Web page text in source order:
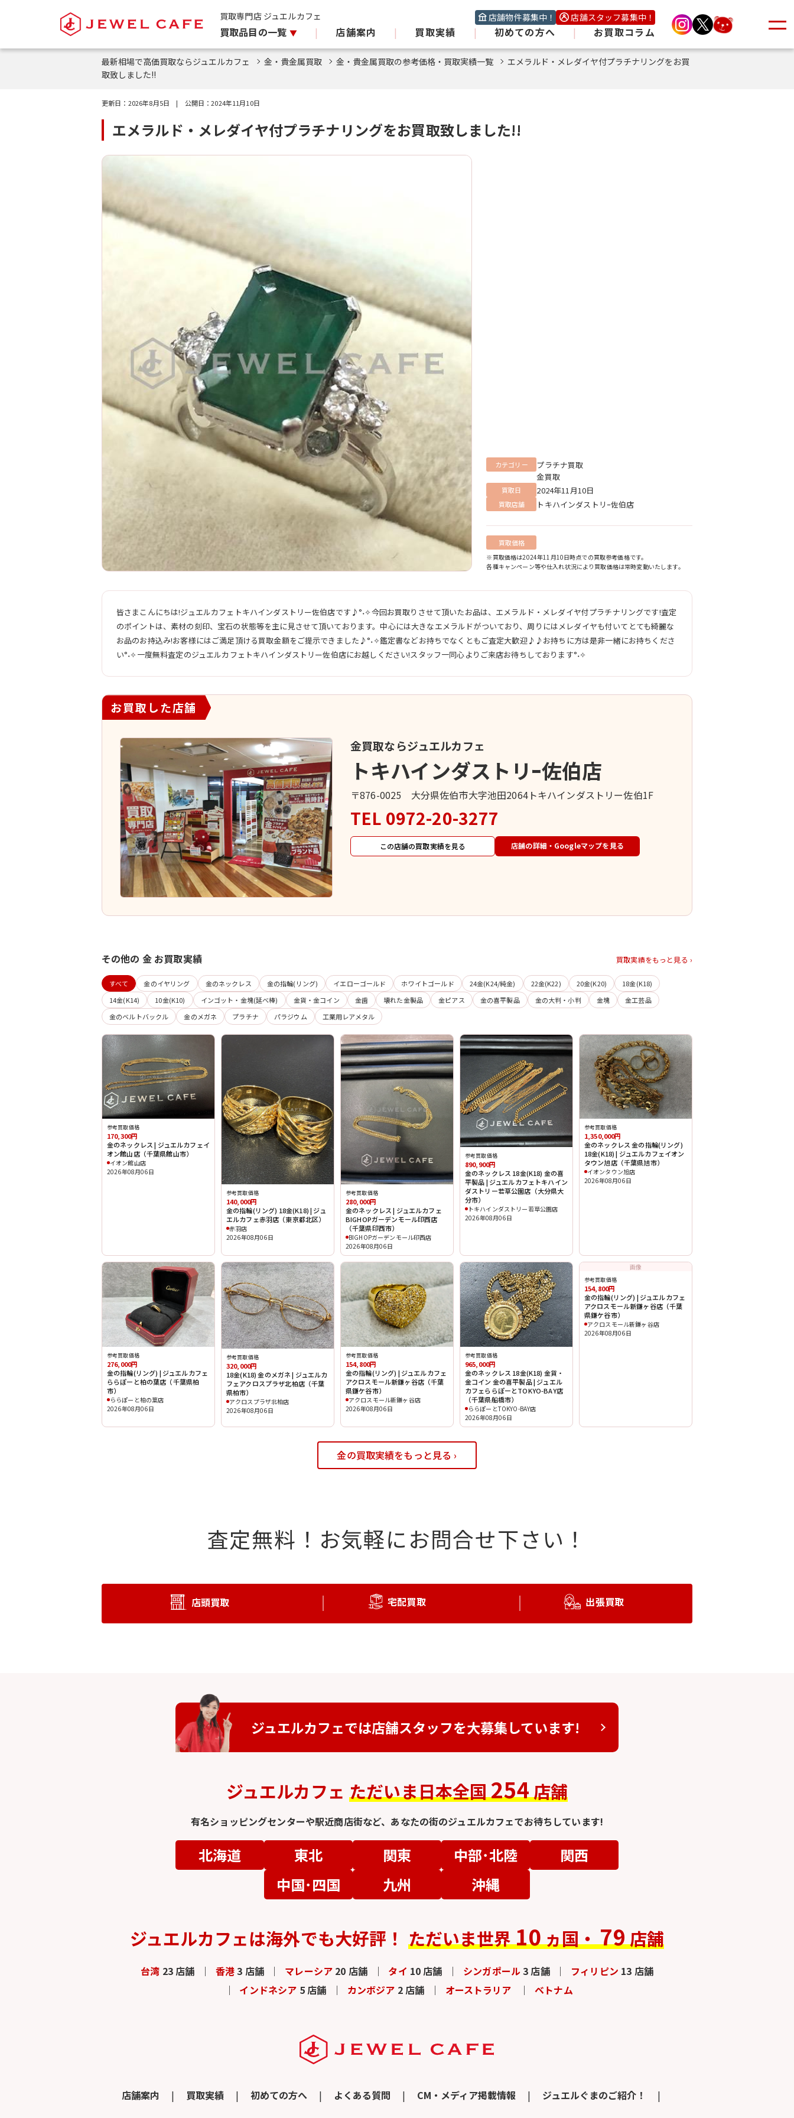
買取専門店 ジュエルカフェ 店舗物件募集中！ 店舗スタッフ募集中！
買取品目の一覧 | 店舗案内 | 買取実績 | 初めての方へ | お買取コラム
最新相場で高価買取ならジュエルカフェ 金・貴金属買取 金・貴金属買取の参考価格・買取実績一覧
エメラルド・メレダイヤ付プラチナリングをお買
取致しました!!
更新日： 2026年8月5日 | 公開日：2024年11月10日
エメラルド・メレダイヤ付プラチナリングをお買取致しました!!
カテゴリー
プラチナ買取
金買取
買取日 2024年11月10日
買取店舗 トキハインダストリｰ佐伯店
買取価格
※買取価格は2024年11月10日時点での買取参考価格です。
各種キャンペーン等や仕入れ状況により買取価格は常時変動いたします。
皆さまこんにちは!ジュエルカフェトキハインダストリー佐伯店です♪°˖✧今回お買取りさせて頂いたお品は、エメラルド・メレダイヤ付プラチナリングです!査定
のポイントは、素材の刻印、宝石の状態等を主に見させて頂いております。中心には大きなエメラルドがついており、周りにはメレダイヤも付いてとても綺麗な
お品のお持込み!お客様にはご満足頂ける買取金額をご提示できました♪°˖✧鑑定書などお持ちでなくともご査定大歓迎♪♪お持ちに方は是非一緒にお持ちくださ
い°˖✧一度無料査定のジュエルカフェトキハインダストリー佐伯店にお越しください!スタッフ一同心よりご来店お待ちしております°˖✧
お買取した店舗
金買取ならジュエルカフェ
トキハインダストリｰ佐伯店
〒876-0025 大分県佐伯市大字池田2064トキハインダストリー佐伯1F
TEL 0972-20-3277
この店舗の買取実績を見る 店舗の詳細・Googleマップを見る
その他の 金 お買取実績 買取実績をもっと見る ›
すべて 金のイヤリング 金のネックレス 金の指輪(リング) イエローゴールド ホワイトゴールド 24金(K24/純金) 22金(K22) 20金(K20)
18金(K18)
14金(K14)
10金(K10) インゴット・金塊(延べ棒) 金貨・金コイン 金歯 壊れた金製品 金ピアス 金の喜平製品 金の大判・小判 金塊
金工芸品
金のベルトバックル
金のメガネ プラチナ パラジウム 工業用レアメタル
参考買取価格
170,300円
金のネックレス | ジュエルカフェイ
オン館山店（千葉県館山市）
イオン館山店
2026年08月06日
参考買取価格
140,000円
金の指輪(リング) 18金(K18) | ジュ
エルカフェ赤羽店（東京都北区）
赤羽店
2026年08月06日
参考買取価格
280,000円
金のネックレス | ジュエルカフェ
BIGHOPガーデンモール印西店
（千葉県印西市）
BIGHOPガーデンモール印西店
2026年08月06日
参考買取価格
890,900円
金のネックレス 18金(K18) 金の喜
平製品 | ジュエルカフェトキハイン
ダストリー若草公園店（大分県大
分市）
トキハインダストリー若草公園店
2026年08月06日
参考買取価格
1,350,000円
金のネックレス 金の指輪(リング)
18金(K18) | ジュエルカフェイオン
タウン旭店（千葉県旭市）
イオンタウン旭店
2026年08月06日
参考買取価格
276,000円
金の指輪(リング) | ジュエルカフェ
ららぽーと柏の葉店（千葉県柏
市）
ららぽーと柏の葉店
2026年08月06日
参考買取価格
320,000円
18金(K18) 金のメガネ | ジュエルカ
フェアクロスプラザ北柏店（千葉
県柏市）
アクロスプラザ北柏店
2026年08月06日
参考買取価格
154,800円
金の指輪(リング) | ジュエルカフェ
アクロスモール新鎌ヶ谷店（千葉
県鎌ケ谷市）
アクロスモール新鎌ヶ谷店
2026年08月06日
参考買取価格
965,000円
金のネックレス 18金(K18) 金貨・
金コイン 金の喜平製品 | ジュエル
カフェららぽーとTOKYO-BAY店
（千葉県船橋市）
ららぽーとTOKYO-BAY店
2026年08月06日
画像
参考買取価格
154,800円
金の指輪(リング) | ジュエルカフェ
アクロスモール新鎌ヶ谷店（千葉
県鎌ケ谷市）
アクロスモール新鎌ヶ谷店
2026年08月06日
金の買取実績をもっと見る ›
査定無料！ お気軽にお問合せ下さい！
店頭買取 宅配買取 出張買取
ジュエルカフェでは店舗スタッフを大募集しています!
ジュエルカフェただいま日本全国254店舗
有名ショッピングセンターや駅近商店街など、 あなたの街のジュエルカフェでお待ちしています!
北海道 東北 関東 中部･北陸
関西
中国･四国
九州 沖縄
ジュエルカフェは海外でも大好評！ ただいま世界10ヵ国・79店舗
台湾 23 店舗 香港3 店舗 マレーシア 20 店舗 タイ 10 店舗 シンガポール3 店舗 フィリピン 13 店舗
インドネシア 5 店舗 カンボジア 2 店舗 オーストラリア ベトナム
店舗案内 買取実績 初めての方へ よくある質問 CM・メディア掲載情報 ジュエルぐまのご紹介！